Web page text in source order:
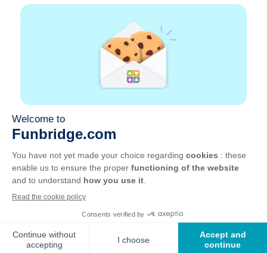
A propos
Apprendre le Bridge
CGU|Mentions légales
Disponible partout
Jouez partout, tout le temps, sur smartphone,
Android